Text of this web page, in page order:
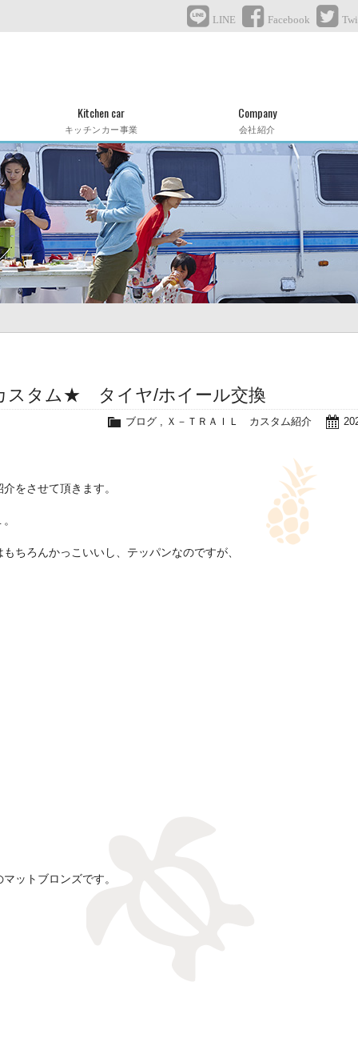
LINE Facebook
Kitchen car
キッチンカー事業
Company
会社紹介
スタム★ タイヤ/ホイール交換
ブログ Ｘ－ＴＲＡＩＬ カスタム紹介
をさせて頂きます。
ちろんかっこいいし、テッパンなのですが、
ットブロンズです。